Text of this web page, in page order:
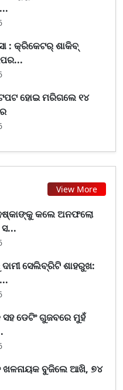
: କ୍ରିକେଟର୍ ଶାକିବ୍
ହୋଇ ମରିଗଲେ ୧୪
View More
କଲେ ଅନଫଲୋ
ସ...
ସେଲିବ୍ରିଟି ଶାହରୁଖ:
ଡେଟିଂ ଗୁଜବରେ ମୁହଁ
ଖଳନାୟକ ବୁଜିଲେ ଆଖି, ୭୪